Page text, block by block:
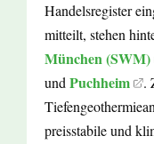
Handelsregister
mitteilt, stehen
München (SWM)
undPuchheim
.
preisstabile und